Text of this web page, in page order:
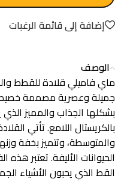
إضافة إلى قائمة الرغبات
الوصف
ماي فاميلي قلادة للقطط
جميلة وعصرية مصممة خصيصاً
بشكلها الجذاب والمميز
بالكريستال اللامع. تأتي
والمتوسطة، وتتميز بخفة
الحيوانات الأليفة. تعتبر
القط الذي يحبون الأشياء